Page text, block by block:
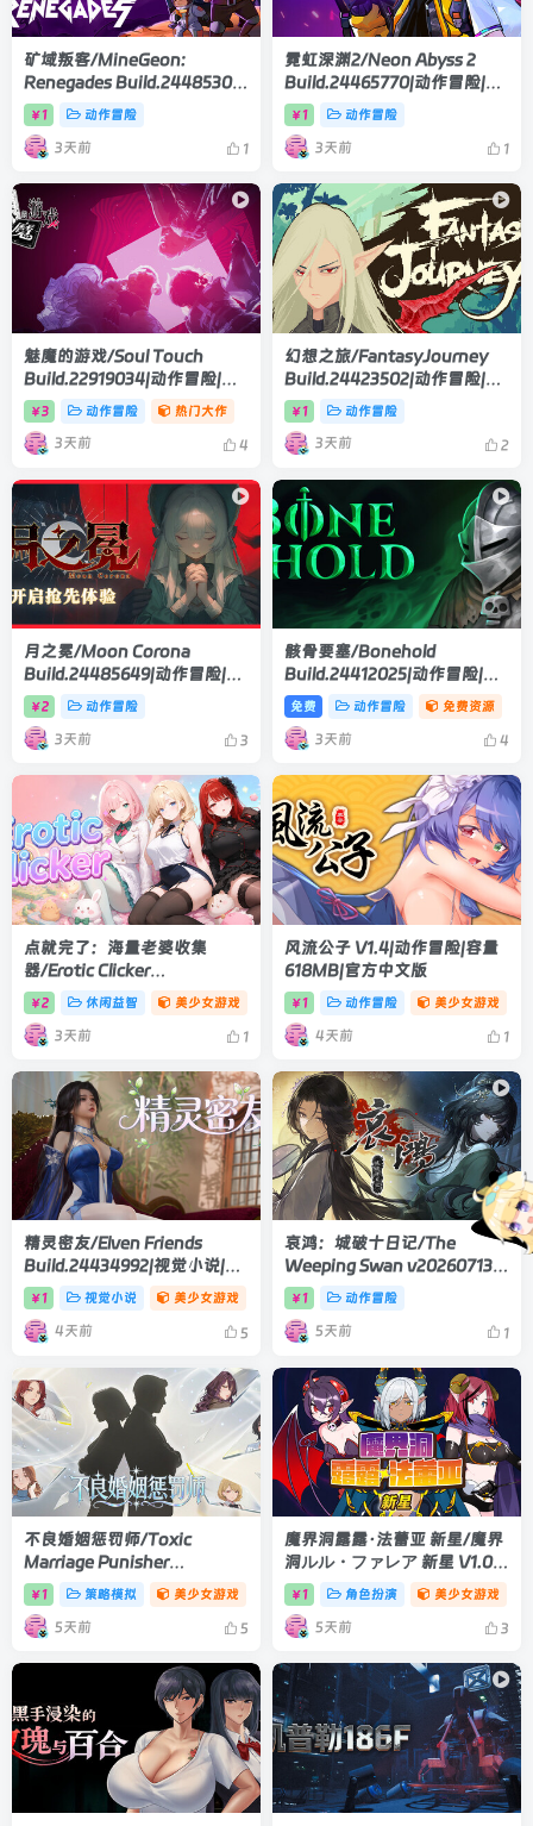
矿域叛客/MineGeon:
Renegades Build.24485304|
动作冒险|容量781B|官方中文
版
￥1 动作冒险
3天前 1
霓虹深渊2/Neon Abyss 2
Build.24465770|动作冒险|容
量1.7GB|官方中文版
￥1 动作冒险
3天前 1
魅魔的游戏/Soul Touch
Build.22919034|动作冒险|容
量57.5GB|官方中文版
￥3 动作冒险 热门大作
3天前 4
幻想之旅/FantasyJourney
Build.24423502|动作冒险|容
量7.6GB|官方中文版
￥1 动作冒险
3天前 2
月之冕/Moon Corona
Build.24485649|动作冒险|容
量12.1GB|官方中文版
￥2 动作冒险
3天前 3
骸骨要塞/Bonehold
Build.24412025|动作冒险|容
量778B|官方中文版
免费 动作冒险 免费资源
3天前 4
点就完了：海量老婆收集
器/Erotic Clicker
Build.24551487|休闲益智|容
量3.8GB|官方中文版
￥2 休闲益智 美少女游戏
3天前 1
风流公子 V1.4|动作冒险|容量
618MB|官方中文版
￥1 动作冒险 美少女游戏
4天前 1
精灵密友/Elven Friends
Build.24434992|视觉小说|容
量1GB|官方中文版
￥1 视觉小说 美少女游戏
4天前 5
哀鸿：城破十日记/The
Weeping Swan v20260713|
动作冒险|容量5.1GB|官方中文
版
￥1 动作冒险
5天前 1
不良婚姻惩罚师/Toxic
Marriage Punisher
Build.23738704|策略模拟|容
量896MB|官方中文版
￥1 策略模拟 美少女游戏
5天前 5
魔界洞露露·法蕾亚 新星/魔界
洞ルル・ファレア 新星 V1.0.1|
角色扮演|容量737MB|官方中
文版
￥1 角色扮演 美少女游戏
5天前 3